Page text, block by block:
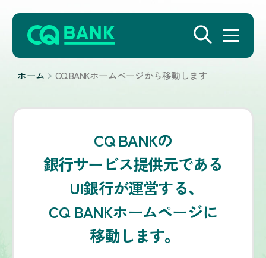
ホーム CQ BANKホームページから移動します
CQ BANKの
銀行サービス提供元である
UI銀行が運営する、
CQ BANKホームページに
移動します。